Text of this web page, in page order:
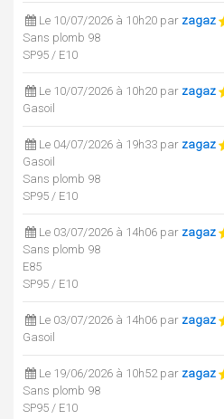
Le 10/07/2026 à 10h20 par zagaz
Sans plomb 98
SP95 / E10
Le 10/07/2026 à 10h20 par zagaz
Gasoil
Le 04/07/2026 à 19h33 par zagaz
Gasoil
Sans plomb 98
SP95 / E10
Le 03/07/2026 à 14h06 par zagaz
Sans plomb 98
E85
SP95 / E10
Le 03/07/2026 à 14h06 par zagaz
Gasoil
Le 19/06/2026 à 10h52 par zagaz
Sans plomb 98
SP95 / E10